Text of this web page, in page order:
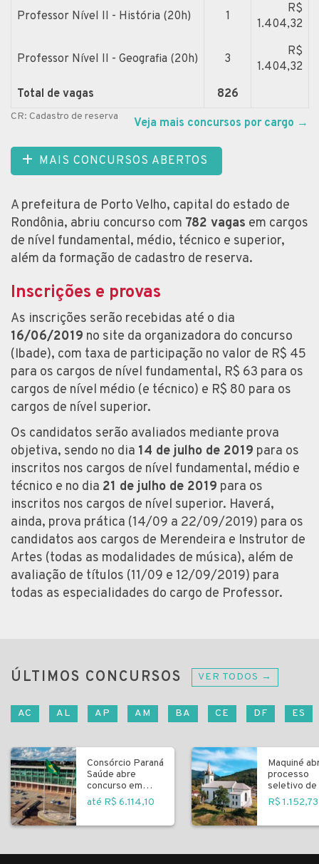
Professor Nível II - História (20h) 1
R$
1.404,32
Professor Nível II - Geografia (20h) 3
R$
1.404,32
Total de vagas
826
CR: Cadastro de reserva Veja mais concursos por cargo →
MAIS CONCURSOS ABERTOS
A prefeitura de Porto Velho, capital do estado de
Rondônia, abriu concurso com 782 vagas em cargos
de nível fundamental, médio, técnico e superior,
além da formação de cadastro de reserva.
Inscrições e provas
As inscrições serão recebidas até o dia
16/06/2019 no site da organizadora do concurso
(Ibade), com taxa de participação no valor de R$ 45
para os cargos de nível fundamental, R$ 63 para os
cargos de nível médio (e técnico) e R$ 80 para os
cargos de nível superior.
Os candidatos serão avaliados mediante prova
objetiva, sendo no dia 14 de julho de 2019 para os
inscritos nos cargos de nível fundamental, médio e
técnico e no dia 21 de julho de 2019 para os
inscritos nos cargos de nível superior. Haverá,
ainda, prova prática (14/09 a 22/09/2019) para os
candidatos aos cargos de Merendeira e Instrutor de
Artes (todas as modalidades de música), além de
avaliação de títulos (11/09 e 12/09/2019) para
todas as especialidades do cargo de Professor.
ÚLTIMOS CONCURSOS VER TODOS →
AC AL AP AM BA CE DF ES
Consórcio Paraná
Saúde abre
concurso em
Curitiba
até R$ 6.114,10
Maquiné
processo
seletivo de
R$ 1.152,73